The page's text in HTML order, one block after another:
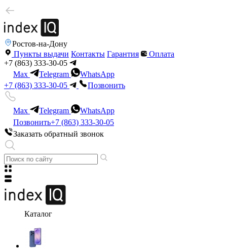
Ростов-на-Дону
Пункты выдачи Контакты Гарантия
Оплата
+7 (863) 333-30-05
Max
Telegram
WhatsApp
+7 (863) 333-30-05
Позвонить
Max Telegram
WhatsApp
Позвонить+7 (863) 333-30-05
Заказать обратный звонок
Каталог